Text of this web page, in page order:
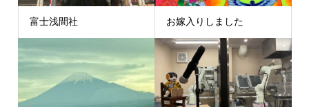
富士浅間社 お嫁入りしました